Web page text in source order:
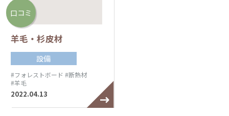
口コミ
羊毛・杉皮材
設備
#フォレストボード #断熱材
#羊毛
2022.04.13